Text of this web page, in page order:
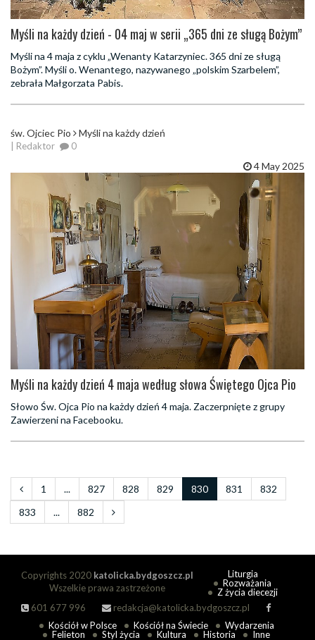
Myśli na każdy dzień - 04 maj w serii „365 dni ze sługą Bożym”
Myśli na 4 maja z cyklu „Wenanty Katarzyniec. 365 dni ze sługą
Bożym”. Myśli o. Wenantego, nazywanego „polskim Szarbelem”,
zebrała Małgorzata Pabis.
św. Ojciec Pio Myśli na każdy dzień
| Redaktor 0
4 May 2025
Myśli na każdy dzień 4 maja według słowa Świętego Ojca Pio
Słowo Św. Ojca Pio na każdy dzień 4 maja. Zaczerpnięte z grupy
Zawierzeni na Facebooku.
1 ... 827 828 829 830 831
832
833
... 882
Copyrights 2020 katolicka.bydgoszcz.pl
Wszelkie prawa zastrzeżone
601 677 996
redakcja@katolicka.bydgoszcz.pl
Liturgia
Rozważania
Z życia diecezji
Kościół w Polsce Kościół na Świecie
Wydarzenia
Felieton
Styl życia Kultura Historia
Inne